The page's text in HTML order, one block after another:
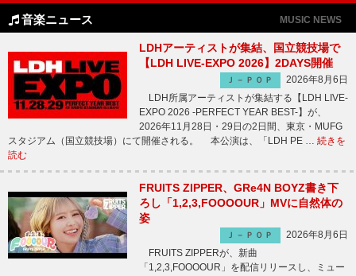
音楽ニュース MUSIC NEWS
LDHアーティストが集結、国立競技場で
【LDH LIVE-EXPO 2026】2DAYS開催
Ｊ－ＰＯＰ
2026年8月6日
LDH所属アーティストが集結する【LDH LIVE-
EXPO 2026 -PERFECT YEAR BEST-】が、
2026年11月28日・29日の2日間、東京・MUFG
スタジアム（国立競技場）にて開催される。 本公演は、「LDH PE … 続きを
読む
FRUITS ZIPPER、GRe4N BOYZ書き下
ろし「1,2,3,FOOOOUR」MVに自然体の
姿
Ｊ－ＰＯＰ
2026年8月6日
FRUITS ZIPPERが、新曲
「1,2,3,FOOOOUR」を配信リリースし、ミュー